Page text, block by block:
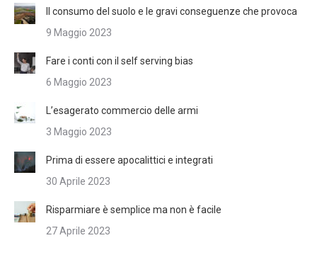
Il consumo del suolo e le gravi conseguenze che provoca
9 Maggio 2023
Fare i conti con il self serving bias
6 Maggio 2023
L’esagerato commercio delle armi
3 Maggio 2023
Prima di essere apocalittici e integrati
30 Aprile 2023
Risparmiare è semplice ma non è facile
27 Aprile 2023